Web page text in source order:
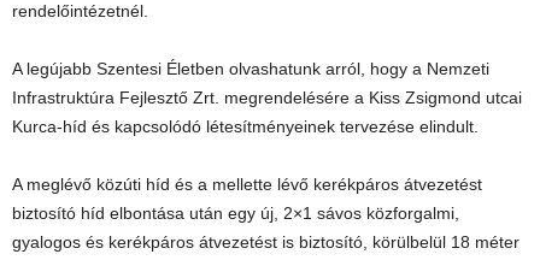
rendelőintézetnél.
A legújabb Szentesi Életben olvashatunk arról, hogy a Nemzeti
Infrastruktúra Fejlesztő Zrt. megrendelésére a Kiss Zsigmond utcai
Kurca-híd és kapcsolódó létesítményeinek tervezése elindult.
A meglévő közúti híd és a mellette lévő kerékpáros átvezetést
biztosító híd elbontása után egy új, 2×1 sávos közforgalmi,
gyalogos és kerékpáros átvezetést is biztosító, körülbelül 18 méter